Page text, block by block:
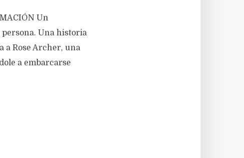
Un
Una historia
a Rose Archer, una
a embarcarse